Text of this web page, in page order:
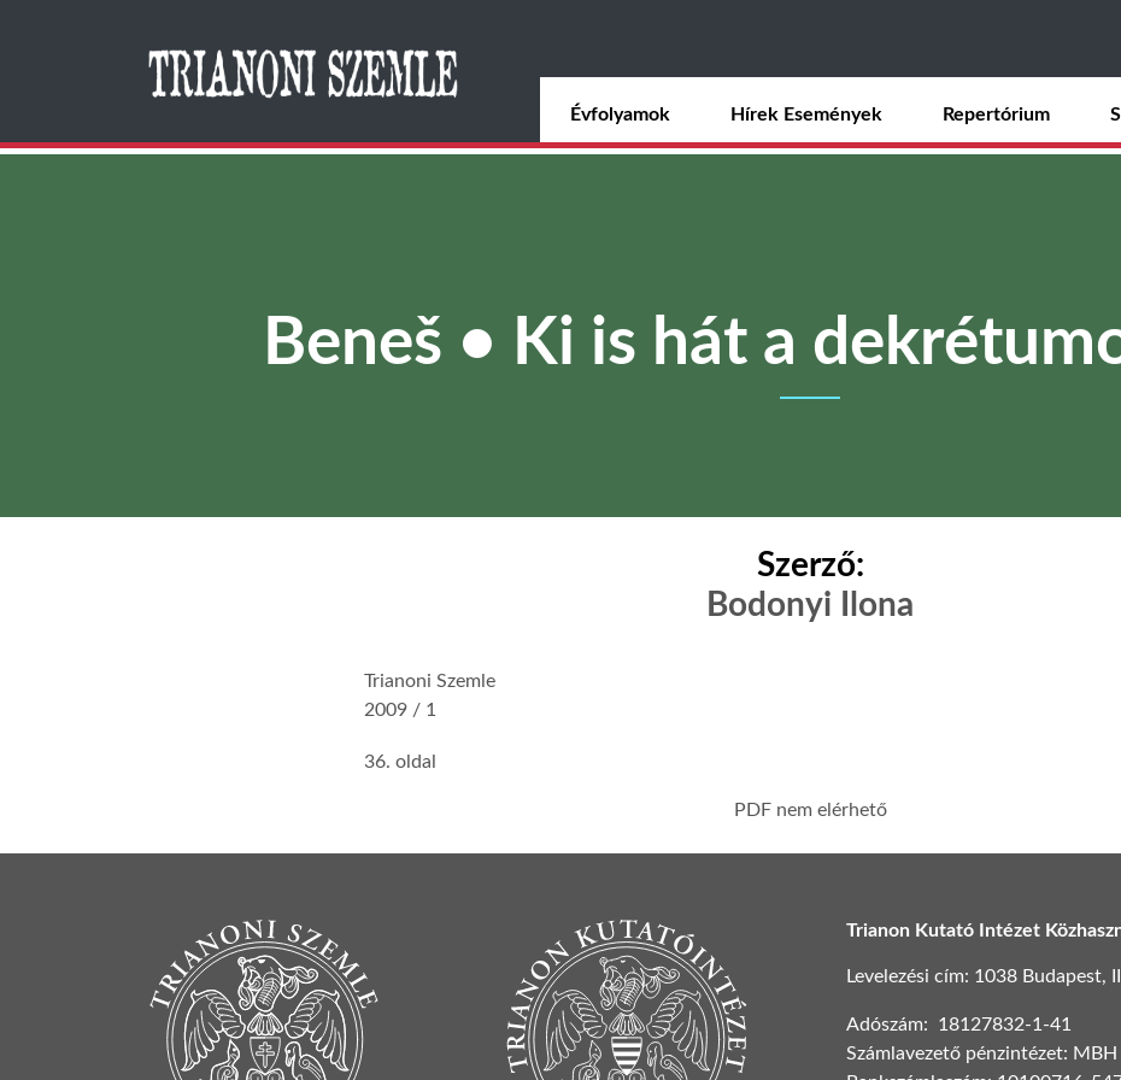
tartalomra
Évfolyamok Hírek Események Repertórium
Beneš • Ki is hát a
Szerző:
Bodonyi Ilona
Trianoni Szemle
2009 / 1
36. oldal
PDF nem elérhető
Trianon Kutató Intézet
Levelezési cím: 1038 Budapest,
Adószám: 18127832-1-41
Számlavezető pénzintézet: